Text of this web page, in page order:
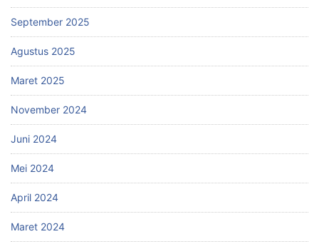
September 2025
Agustus 2025
Maret 2025
November 2024
Juni 2024
Mei 2024
April 2024
Maret 2024